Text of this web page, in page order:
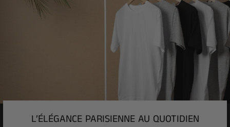
L’ÉLÉGANCE PARISIENNE AU QUOTIDIEN